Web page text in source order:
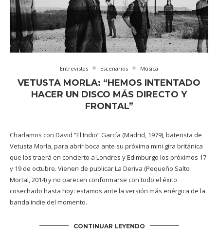
Entrevistas Escenarios Música
VETUSTA MORLA: “HEMOS INTENTADO
HACER UN DISCO MÁS DIRECTO Y
FRONTAL”
Charlamos con David “El Indio” García (Madrid, 1979), baterista de
Vetusta Morla, para abrir boca ante su próxima mini gira británica
que los traerá en concierto a Londres y Edimburgo los próximos 17
y 19 de octubre. Vienen de publicar La Deriva (Pequeño Salto
Mortal, 2014) y no parecen conformarse con todo el éxito
cosechado hasta hoy: estamos ante la versión más enérgica de la
banda indie del momento.
CONTINUAR LEYENDO